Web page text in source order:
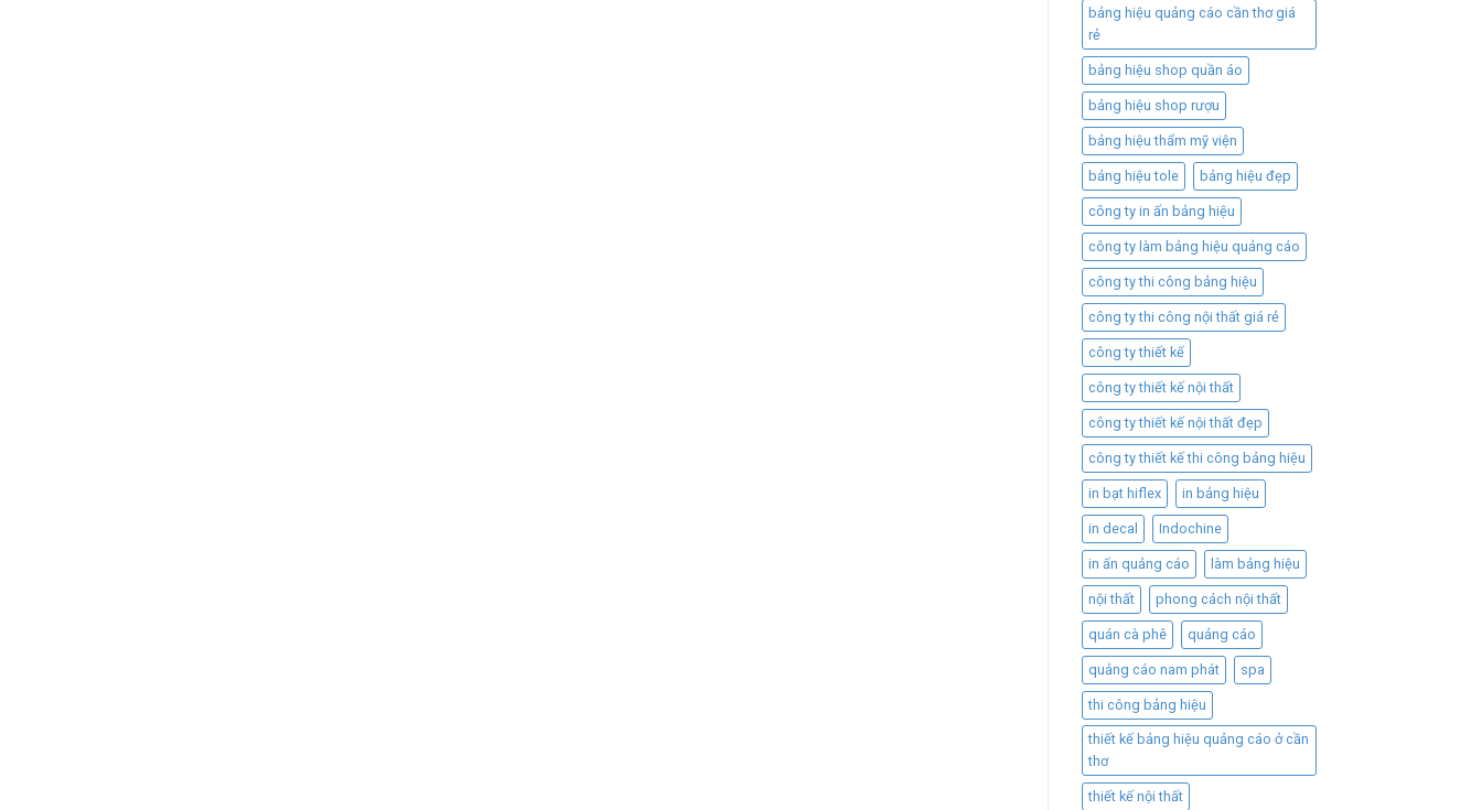
bảng hiệu quảng cáo cần thơ giá
rẻ
bảng hiệu shop quần áo
bảng hiệu shop rượu
bảng hiệu thẩm mỹ viện
bảng hiệu tole bảng hiệu đẹp
công ty in ấn bảng hiệu
công ty làm bảng hiệu quảng cáo
công ty thi công bảng hiệu
công ty thi công nội thất giá rẻ
công ty thiết kế
công ty thiết kế nội thất
công ty thiết kế nội thất đẹp
công ty thiết kế thi công bảng hiệu
in bạt hiflex in bảng hiệu
in decal Indochine
in ấn quảng cáo làm bảng hiệu
nội thất phong cách nội thất
quán cà phê quảng cáo
quảng cáo nam phát spa
thi công bảng hiệu
thiết kế bảng hiệu quảng cáo ở cần
thơ
thiết kế nội thất